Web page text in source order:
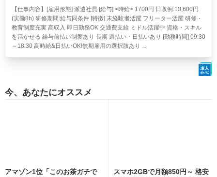
【仕事内容】[雇用形態] 派遣社員 [給与] <時給> 1700円 日収例:13,600円
(実働8h) 研修期間:給与同条件 [特徴] 未経験者活躍 フリーター活躍 研修・
教育制度充実 高収入 即日勤務OK 交通費支給 ミドル活躍中 資格・スキル
を活かせる 給与前払い制度あり 長期 週払い・日払いあり [勤務時間] 09:30
～18:30 高時給&日払いOK!無期雇用の選択肢あり ...
今、あなたにオススメ
アマゾン1位「このお茶ガチで
スマホ2GBで月額850円～ 格安